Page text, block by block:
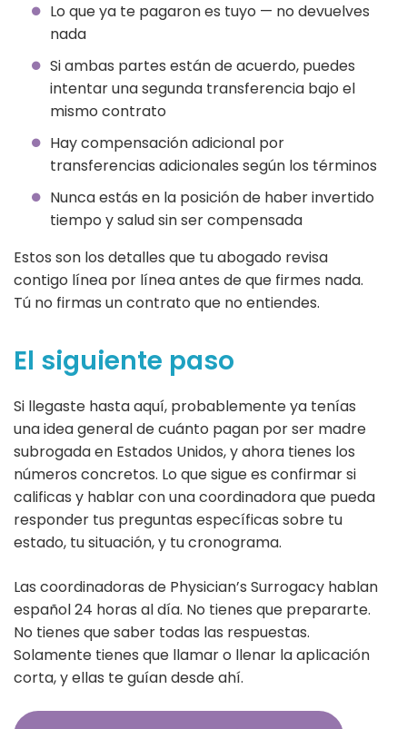
Lo que ya te pagaron es tuyo — no devuelves
nada
Si ambas partes están de acuerdo, puedes
intentar una segunda transferencia bajo el
mismo contrato
Hay compensación adicional por
transferencias adicionales según los términos
Nunca estás en la posición de haber invertido
tiempo y salud sin ser compensada
Estos son los detalles que tu abogado revisa
contigo línea por línea antes de que firmes nada.
Tú no firmas un contrato que no entiendes.
El siguiente paso
Si llegaste hasta aquí, probablemente ya tenías
una idea general de cuánto pagan por ser madre
subrogada en Estados Unidos, y ahora tienes los
números concretos. Lo que sigue es confirmar si
calificas y hablar con una coordinadora que pueda
responder tus preguntas específicas sobre tu
estado, tu situación, y tu cronograma.
Las coordinadoras de Physician’s Surrogacy hablan
español 24 horas al día. No tienes que prepararte.
No tienes que saber todas las respuestas.
Solamente tienes que llamar o llenar la aplicación
corta, y ellas te guían desde ahí.